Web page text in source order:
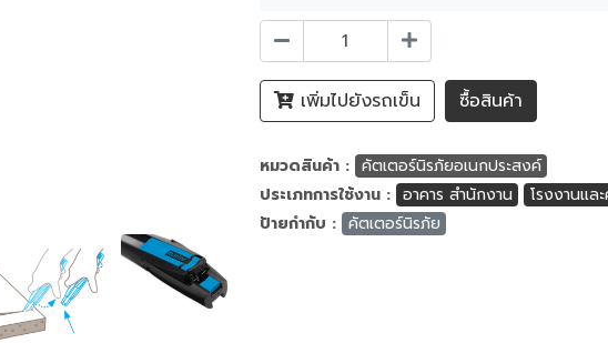
เพิ่มไปยังรถเข็น ซื้อสินค้า
หมวดสินค้า : คัตเตอร์นิรภัยอเนกประสงค์
ประเภทการใช้งาน : อาคาร สำนักงาน
โรงงานแล
ป้ายกำกับ : คัตเตอร์นิรภัย